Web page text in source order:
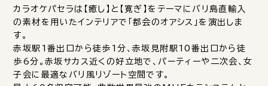
カラオケパセラは【癒し】と【寛ぎ】をテーマにバリ島直輸入
の素材を用いたインテリアで「都会のオアシス」を演出しま
す。
赤坂駅1番出口から徒歩1分、赤坂見附駅10番出口から徒
歩6分。赤坂サカス近くの好立地で、パーティーや二次会、女
子会に最適なバリ風リゾート空間です。